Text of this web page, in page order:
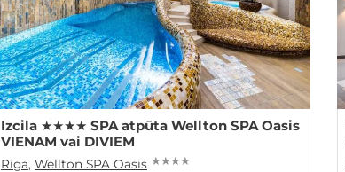
Izcila ★★★★ SPA atpūta Wellton SPA Oasis
VIENAM vai DIVIEM
Rīga, Wellton SPA Oasis ★ ★ ★ ★